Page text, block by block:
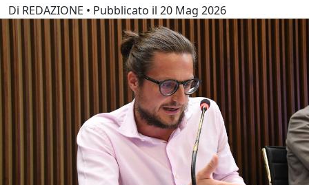
Di REDAZIONE • Pubblicato il 20 Mag 2026